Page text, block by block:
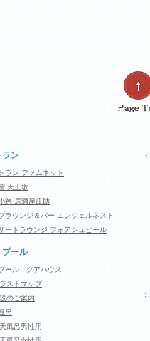
ラン
ラン ファムネット
天王坂
路 居酒屋庄助
ラウンジ＆バー エンジェルネスト
ートラウンジ フォアシュピール
プール
ール クアハウス
ストマップ
のご案内
呂
風呂男性用